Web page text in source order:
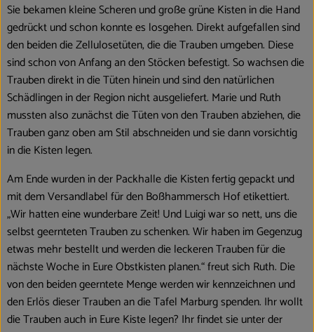
Sie bekamen kleine Scheren und große grüne Kisten in die Hand
gedrückt und schon konnte es losgehen. Direkt aufgefallen sind
den beiden die Zellulosetüten, die die Trauben umgeben. Diese
sind schon von Anfang an den Stöcken befestigt. So wachsen die
Trauben direkt in die Tüten hinein und sind den natürlichen
Schädlingen in der Region nicht ausgeliefert. Marie und Ruth
mussten also zunächst die Tüten von den Trauben abziehen, die
Trauben ganz oben am Stil abschneiden und sie dann vorsichtig
in die Kisten legen.
Am Ende wurden in der Packhalle die Kisten fertig gepackt und
mit dem Versandlabel für den Boßhammersch Hof etikettiert.
„Wir hatten eine wunderbare Zeit! Und Luigi war so nett, uns die
selbst geernteten Trauben zu schenken. Wir haben im Gegenzug
etwas mehr bestellt und werden die leckeren Trauben für die
nächste Woche in Eure Obstkisten planen.“ freut sich Ruth. Die
von den beiden geerntete Menge werden wir kennzeichnen und
den Erlös dieser Trauben an die Tafel Marburg spenden. Ihr wollt
die Trauben auch in Eure Kiste legen? Ihr findet sie unter der